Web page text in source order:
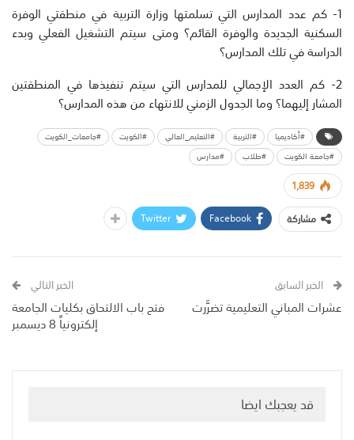
1- كم عدد المدارس التي تسلمتها وزارة التربية في منطقتي الوفرة
السكنية الجديدة والوفرة القائم؟ ومتى سيتم التشغيل الفعلي وبدء
الدراسة في تلك المدارس؟
2- كم العدد الإجمالي للمدارس التي سيتم تنفيذها في المنطقتين
المشار إليهما؟ وما الجدول الزمني للانتهاء من هذه المدارس؟
#أكاديميا #التربية #التعليم_العالي #الكويت
#جامعات_الكويت
#جامعة الكويت
#طلاب #مدارس
1,839
مشاركة
Facebook
Twitter
الخبر السابق
عشرات المباني التعليمية تضرَّرت
الخبر التالي
فتح باب الالتحاق بكليات الجامعة
إلكترونياً 8 ديسمبر
قد يعجبك ايضا